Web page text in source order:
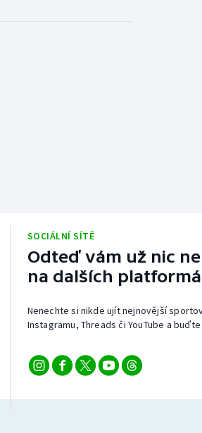
SOCIÁLNÍ SÍTĚ
Odteď vám už nic
na dalších
Nenechte si nikde ujít nejnovější
Instagramu, Threads či YouTube a